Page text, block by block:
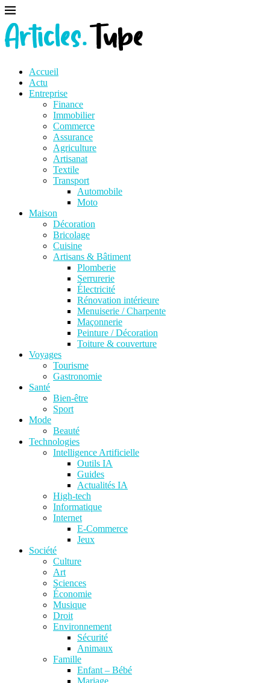
Accueil
Actu
Entreprise
Finance
Immobilier
Commerce
Assurance
Agriculture
Artisanat
Textile
Transport
Automobile
Moto
Maison
Décoration
Bricolage
Cuisine
Artisans & Bâtiment
Plomberie
Serrurerie
Électricité
Rénovation intérieure
Menuiserie / Charpente
Maçonnerie
Peinture / Décoration
Toiture & couverture
Voyages
Tourisme
Gastronomie
Santé
Bien-être
Sport
Mode
Beauté
Technologies
Intelligence Artificielle
Outils IA
Guides
Actualités IA
High-tech
Informatique
Internet
E-Commerce
Jeux
Société
Culture
Art
Sciences
Économie
Musique
Droit
Environnement
Sécurité
Animaux
Famille
Enfant – Bébé
Mariage